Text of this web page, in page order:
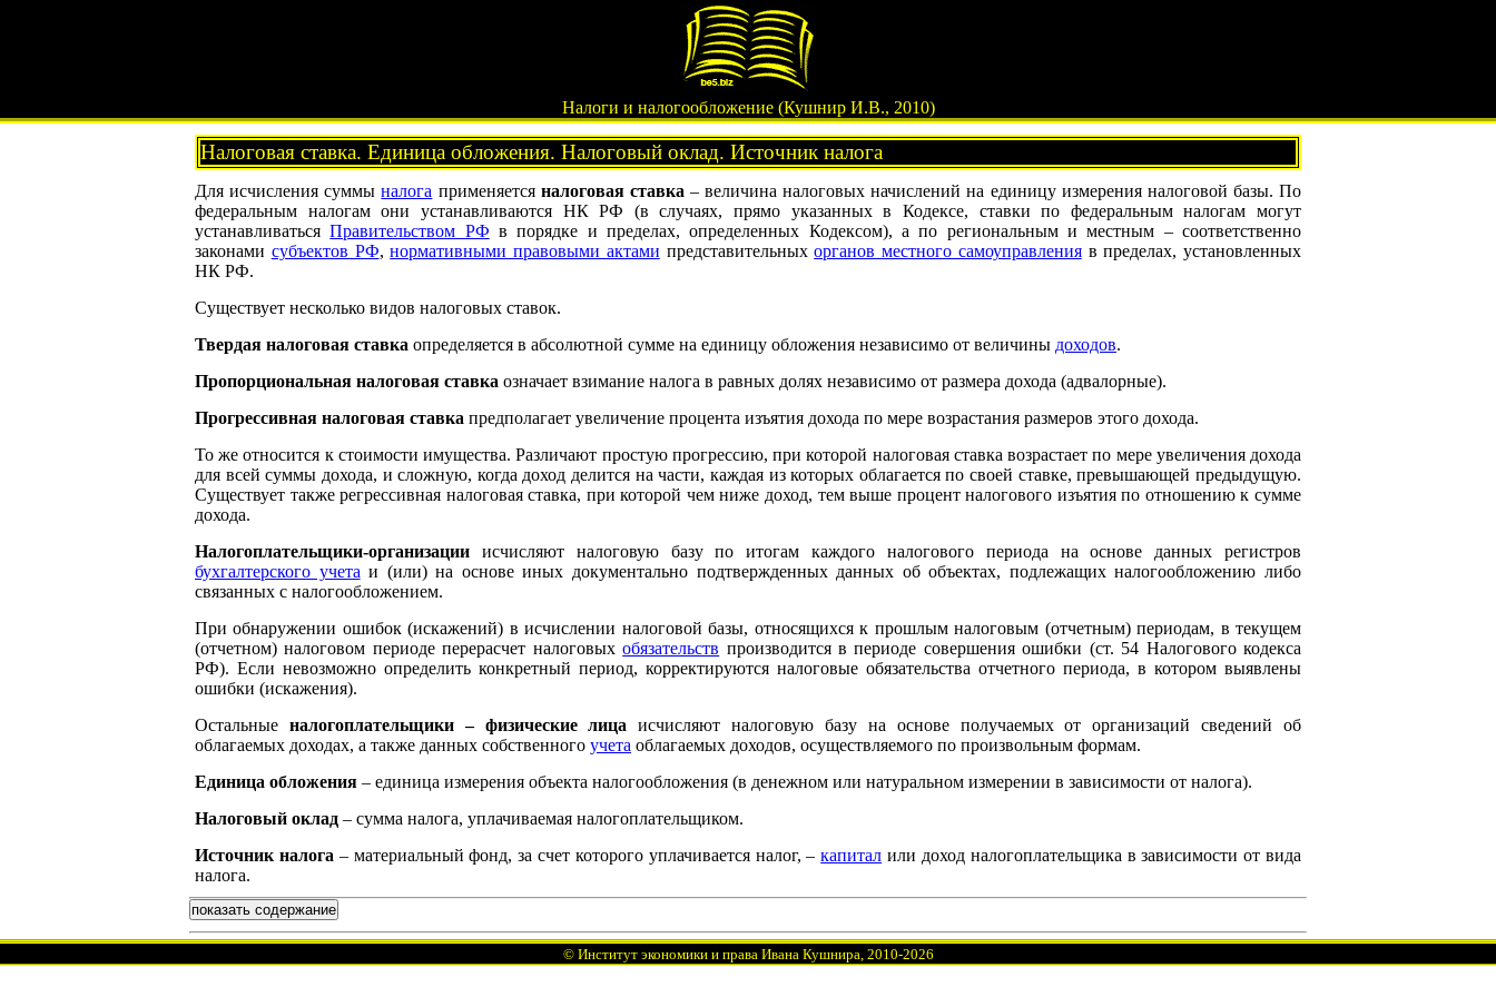
Налоги и налогообложение (Кушнир И.В., 2010)
Налоговая ставка. Единица обложения. Налоговый оклад. Источник налога
Для исчисления суммыналога применяется налоговая ставка – величина налоговых начислений на единицу измерения налоговой базы. По
федеральным налогам они устанавливаются НК РФ (в случаях, прямо указанных в Кодексе, ставки по федеральным налогам могут
устанавливатьсяПравительством РФ в порядке и пределах, определенных Кодексом), а по региональным и местным – соответственно
законами субъектов РФ,нормативными правовыми актами представительныхорганов местного самоуправленияв пределах, установленных
НК РФ.
Существует несколько видов налоговых ставок.
Твердая налоговая ставка определяется в абсолютной сумме на единицу обложения независимо от величины доходов.
Пропорциональная налоговая ставка означает взимание налога в равных долях независимо от размера дохода (адвалорные).
Прогрессивная налоговая ставка предполагает увеличение процента изъятия дохода по мере возрастания размеров этого дохода.
То же относится к стоимости имущества. Различают простую прогрессию, при которой налоговая ставка возрастает по мере увеличения дохода
для всей суммы дохода, и сложную, когда доход делится на части, каждая из которых облагается по своей ставке, превышающей предыдущую.
Существует также регрессивная налоговая ставка, при которой чем ниже доход, тем выше процент налогового изъятия по отношению к сумме
дохода.
Налогоплательщики-организации исчисляют налоговую базу по итогам каждого налогового периода на основе данных регистров
бухгалтерского учета и (или) на основе иных документально подтвержденных данных об объектах, подлежащих налогообложению либо
связанных с налогообложением.
При обнаружении ошибок (искажений) в исчислении налоговой базы, относящихся к прошлым налоговым (отчетным) периодам, в текущем
(отчетном) налоговом периоде перерасчет налоговыхобязательств производится в периоде совершения ошибки (ст. 54 Налогового кодекса
РФ). Если невозможно определить конкретный период, корректируются налоговые обязательства отчетного периода, в котором выявлены
ошибки (искажения).
Остальные налогоплательщики – физические лица исчисляют налоговую базу на основе получаемых от организаций сведений об
облагаемых доходах, а также данных собственного учета облагаемых доходов, осуществляемого по произвольным формам.
Единица обложения – единица измерения объекта налогообложения (в денежном или натуральном измерении в зависимости от налога).
Налоговый оклад – сумма налога, уплачиваемая налогоплательщиком.
Источник налога – материальный фонд, за счет которого уплачивается налог, –капитал или доход налогоплательщика в зависимости от вида
налога.
показать содержание
© Институт экономики и права Ивана Кушнира, 2010-2026